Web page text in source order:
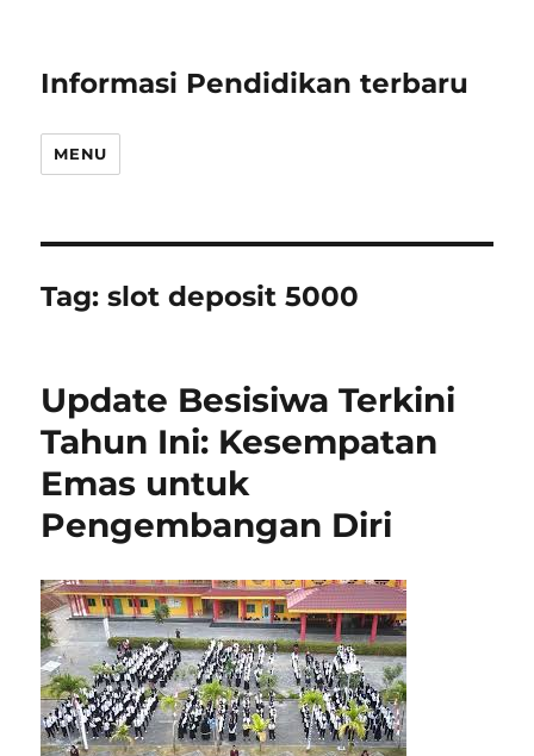
Informasi Pendidikan terbaru
MENU
Tag:slot deposit 5000
Update Besisiwa Terkini
Tahun Ini: Kesempatan
Emas untuk
Pengembangan Diri